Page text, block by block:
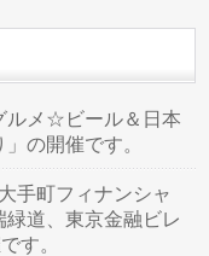
ルメ☆ビール＆日本
の開催です。
手町フィナンシャ
道、東京金融ビレ
す。